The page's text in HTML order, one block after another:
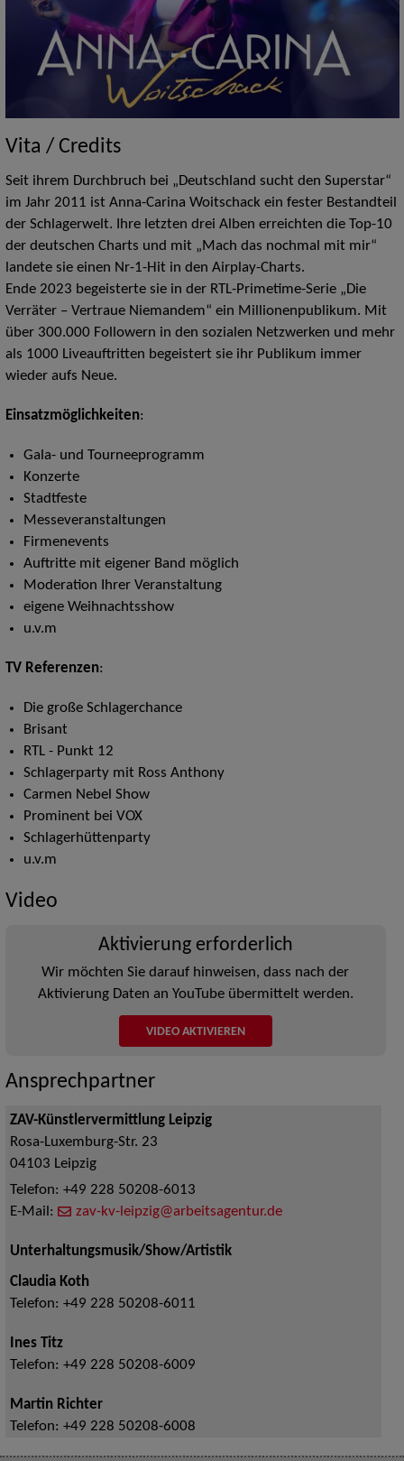
Vita / Credits
Seit ihrem Durchbruch bei „Deutschland sucht den Superstar“
im Jahr 2011 ist Anna-Carina Woitschack ein fester Bestandteil
der Schlagerwelt. Ihre letzten drei Alben erreichten die Top-10
der deutschen Charts und mit „Mach das nochmal mit mir“
landete sie einen Nr-1-Hit in den Airplay-Charts.
Ende 2023 begeisterte sie in der RTL-Primetime-Serie „Die
Verräter – Vertraue Niemandem“ ein Millionenpublikum. Mit
über 300.000 Followern in den sozialen Netzwerken und mehr
als 1000 Liveauftritten begeistert sie ihr Publikum immer
wieder aufs Neue.
Einsatzmöglichkeiten:
Gala- und Tourneeprogramm
Konzerte
Stadtfeste
Messeveranstaltungen
Firmenevents
Auftritte mit eigener Band möglich
Moderation Ihrer Veranstaltung
eigene Weihnachtsshow
u.v.m
TV Referenzen:
Die große Schlagerchance
Brisant
RTL - Punkt 12
Schlagerparty mit Ross Anthony
Carmen Nebel Show
Prominent bei VOX
Schlagerhüttenparty
u.v.m
Video
Aktivierung erforderlich
Wir möchten Sie darauf hinweisen, dass nach der
Aktivierung Daten an YouTube übermittelt werden.
VIDEO AKTIVIEREN
Ansprechpartner
ZAV-Künstlervermittlung Leipzig
Rosa-Luxemburg-Str. 23
04103 Leipzig
Telefon: +49 228 50208-6013
E-Mail:
zav-kv-leipzig@arbeitsagentur.de
Unterhaltungsmusik/Show/Artistik
Claudia Koth
Telefon: +49 228 50208-6011
Ines Titz
Telefon: +49 228 50208-6009
Martin Richter
Telefon: +49 228 50208-6008